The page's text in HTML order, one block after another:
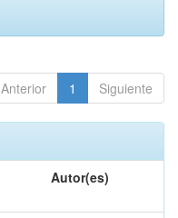
Anterior 1 Siguiente
Autor(es)